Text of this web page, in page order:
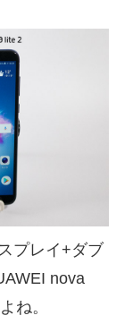
プレイ+ダブ
nova
ね。